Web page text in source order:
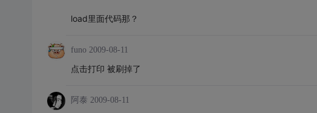
load里面代码那？
funo 2009-08-11
点击打印 被刷掉了
阿泰 2009-08-11